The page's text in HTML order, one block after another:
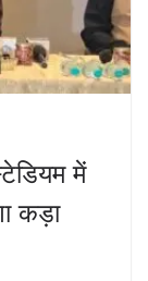
में
कड़ा